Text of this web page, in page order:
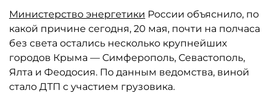
Министерство энергетики России объяснило, по
какой причине сегодня, 20 мая, почти на полчаса
без света остались несколько крупнейших
городов Крыма — Симферополь, Севастополь,
Ялта и Феодосия. По данным ведомства, виной
стало ДТП с участием грузовика.